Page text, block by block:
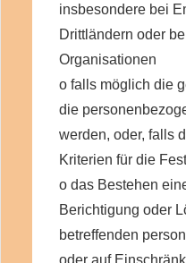
insbesondere bei
Drittländern oder
Organisationen
o falls möglich die
die
werden, oder, falls
Kriterien für die
o das Bestehen
Berichtigung oder
betreffenden
oder auf